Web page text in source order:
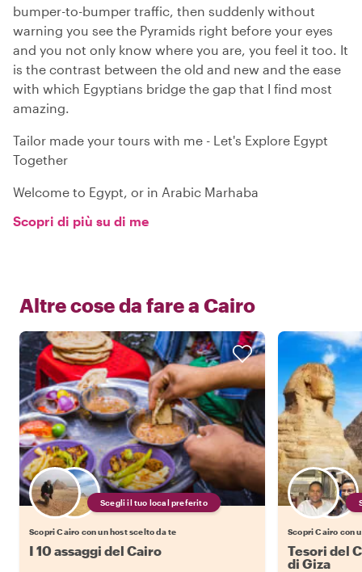
bumper-to-bumper traffic, then suddenly without
warning you see the Pyramids right before your eyes
and you not only know where you are, you feel it too. It
is the contrast between the old and new and the ease
with which Egyptians bridge the gap that I find most
amazing.
Tailor made your tours with me - Let's Explore Egypt
Together
Welcome to Egypt, or in Arabic Marhaba
Scopri di più su di me
Altre cose da fare a Cairo
Scegli il tuo local preferito
Scopri Cairo con un host scelto da te
I 10 assaggi del Cairo
Scopri Cairo con
Tesori del
di Giza